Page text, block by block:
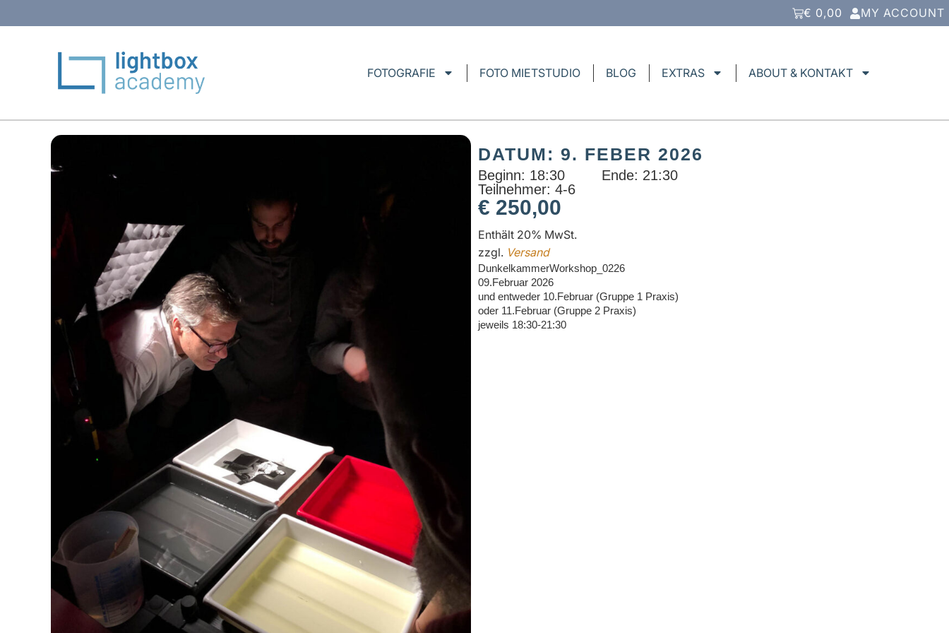
MY ACCOUNT
€ 0,00
FOTOGRAFIE FOTO MIETSTUDIO BLOG EXTRAS ABOUT & KONTAKT
DATUM: 9. FEBER 2026
Beginn: 18:30
Ende: 21:30
Teilnehmer: 4-6
€ 250,00
Enthält 20% MwSt.
zzgl. Versand
DunkelkammerWorkshop_0226
09.Februar 2026
und entweder 10.Februar (Gruppe 1 Praxis)
oder 11.Februar (Gruppe 2 Praxis)
jeweils 18:30-21:30